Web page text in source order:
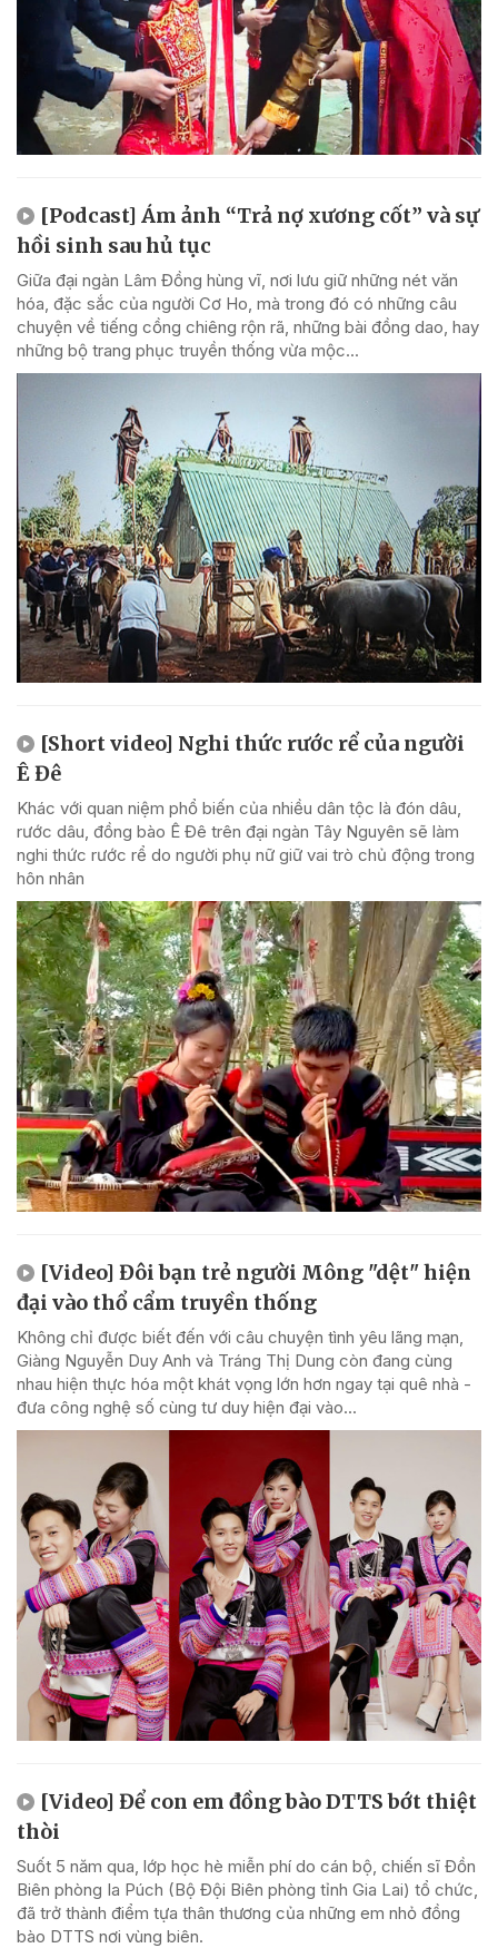
[Podcast] Ám ảnh “Trả nợ xương cốt” và sự
hồi sinh sau hủ tục
Giữa đại ngàn Lâm Đồng hùng vĩ, nơi lưu giữ những nét văn
hóa, đặc sắc của người Cơ Ho, mà trong đó có những câu
chuyện về tiếng cồng chiêng rộn rã, những bài đồng dao, hay
những bộ trang phục truyền thống vừa mộc...
[Short video] Nghi thức rước rể của người
Ê Đê
Khác với quan niệm phổ biến của nhiều dân tộc là đón dâu,
rước dâu, đồng bào Ê Đê trên đại ngàn Tây Nguyên sẽ làm
nghi thức rước rể do người phụ nữ giữ vai trò chủ động trong
hôn nhân
[Video] Đôi bạn trẻ người Mông "dệt" hiện
đại vào thổ cẩm truyền thống
Không chỉ được biết đến với câu chuyện tình yêu lãng mạn,
Giàng Nguyễn Duy Anh và Tráng Thị Dung còn đang cùng
nhau hiện thực hóa một khát vọng lớn hơn ngay tại quê nhà -
đưa công nghệ số cùng tư duy hiện đại vào...
[Video] Để con em đồng bào DTTS bớt thiệt
thòi
Suốt 5 năm qua, lớp học hè miễn phí do cán bộ, chiến sĩ Đồn
Biên phòng Ia Púch (Bộ Đội Biên phòng tỉnh Gia Lai) tổ chức,
đã trở thành điểm tựa thân thương của những em nhỏ đồng
bào DTTS nơi vùng biên.